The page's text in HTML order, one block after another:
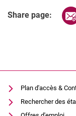
Share page:
Plan d'accès &
Rechercher des